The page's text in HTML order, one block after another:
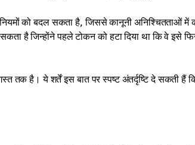
को बदल सकता है, जिससे कानूनी अनिश्चितताओं में
है जिन्होंने पहले टोकन को हटा दिया था कि वे इसे
तक है। ये शर्तें इस बात पर स्पष्ट अंतर्दृष्टि दे सकती हैं